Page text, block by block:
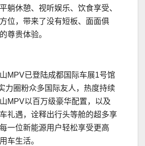
躺休憩、视听娱乐、饮食享受、
位，带来了没有短板、面面俱
尊贵体验。
MPV已登陆成都国际车展1号馆
力圈粉众多国际友人，热度持续
MPV以百万级豪华配置，以及
礼遇，诠释出行头等舱的超多享
一位新能源用户轻松享受更高
车生活。